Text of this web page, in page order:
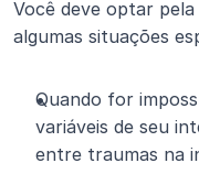
Você deve optar
algumas situações
Quando for
variáveis de seu
entre traumas na